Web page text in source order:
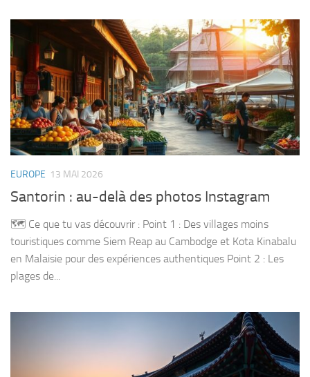
EUROPE 13 MAI 2026
Santorin : au-delà des photos Instagram
🗺️ Ce que tu vas découvrir : Point 1 : Des villages moins
touristiques comme Siem Reap au Cambodge et Kota Kinabalu
en Malaisie pour des expériences authentiques Point 2 : Les
plages de...